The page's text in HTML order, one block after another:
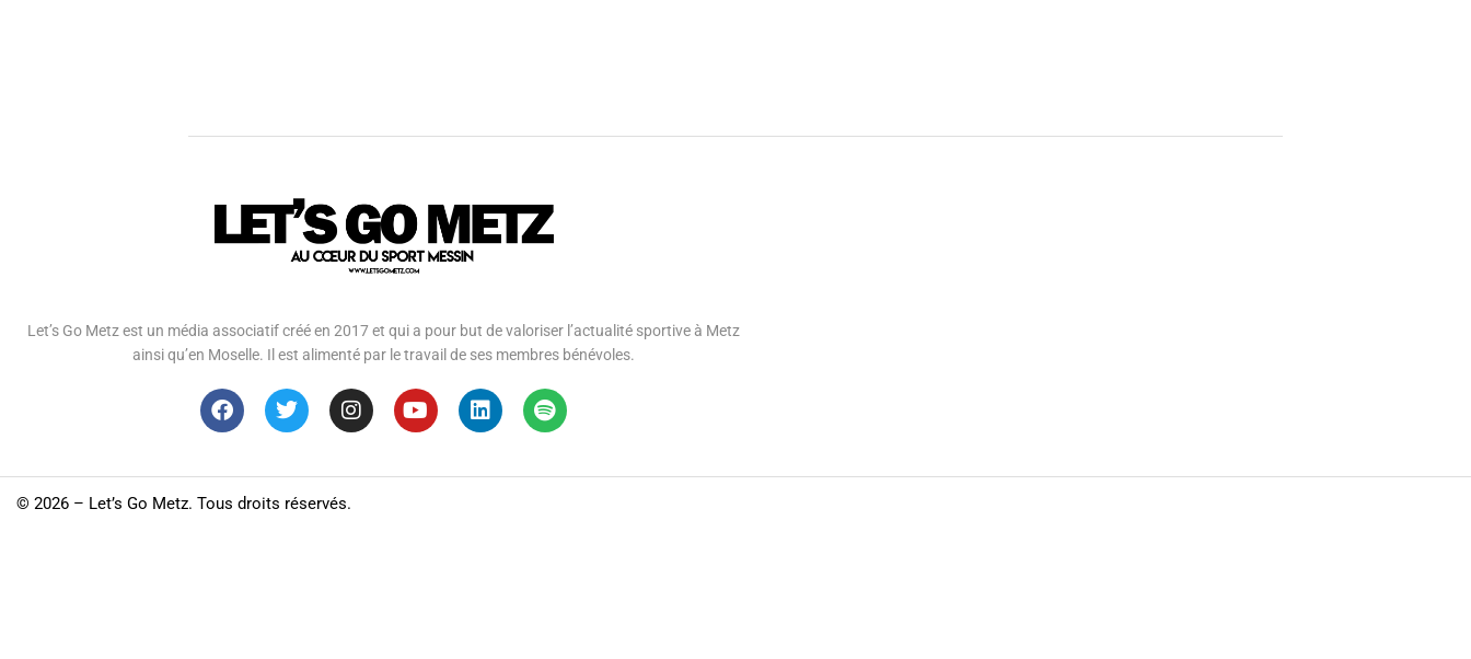
Let’s Go Metz est un média associatif créé en 2017 et qui a pour but de valoriser l’actualité sportive à Metz
ainsi qu’en Moselle. Il est alimenté par le travail de ses membres bénévoles.
© 2026 – Let’s Go Metz. Tous droits réservés.